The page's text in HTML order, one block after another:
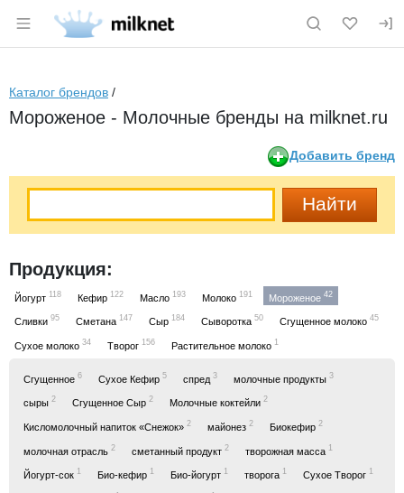
Раздел навигации по сайту milknet.ru
Каталог брендов /
Мороженое - Молочные бренды на milknet.ru
Добавить бренд
Продукция:
Йогурт 118 Кефир 122 Масло 193 Молоко 191 Мороженое 42
Сливки 95 Сметана 147 Сыр 184 Сыворотка 50 Сгущенное молоко 45
Сухое молоко 34 Творог 156 Растительное молоко 1
Сгущенное 6 Сухое Кефир 5 спред 3 молочные продукты 3
сыры 2 Сгущенное Сыр 2 Молочные коктейли 2
Кисломолочный напиток «Снежок» 2 майонез 2 Биокефир 2
молочная отрасль 2 сметанный продукт 2 творожная масса 1
Йогурт-сок 1 Био-кефир 1 Био-йогурт 1 творога 1 Сухое Творог 1